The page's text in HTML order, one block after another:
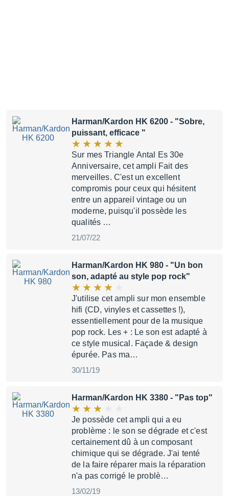
Harman/Kardon HK 6200 - "Sobre,
puissant, efficace "
Sur mes Triangle Antal Es 30e
Anniversaire, cet ampli Fait des
merveilles. C'est un excellent
compromis pour ceux qui hésitent
entre un appareil vintage ou un
moderne, puisqu'il possède les
qualités …
21/07/22
Harman/Kardon HK 980 - "Un bon
son, adapté au style pop rock"
J'utilise cet ampli sur mon ensemble
hifi (CD, vinyles et cassettes !),
essentiellement pour de la musique
pop rock. Les + : Le son est adapté à
ce style musical. Façade & design
épurée. Pas ma…
30/11/19
Harman/Kardon HK 3380 - "Pas top"
Je possède cet ampli qui a eu
problème : le son se dégrade et c'est
certainement dû à un composant
chimique qui se dégrade. J'ai tenté
de la faire réparer mais la réparation
n'a pas corrigé le problè…
13/02/19